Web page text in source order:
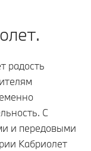
радость
С
и передовыми
Кабриолет